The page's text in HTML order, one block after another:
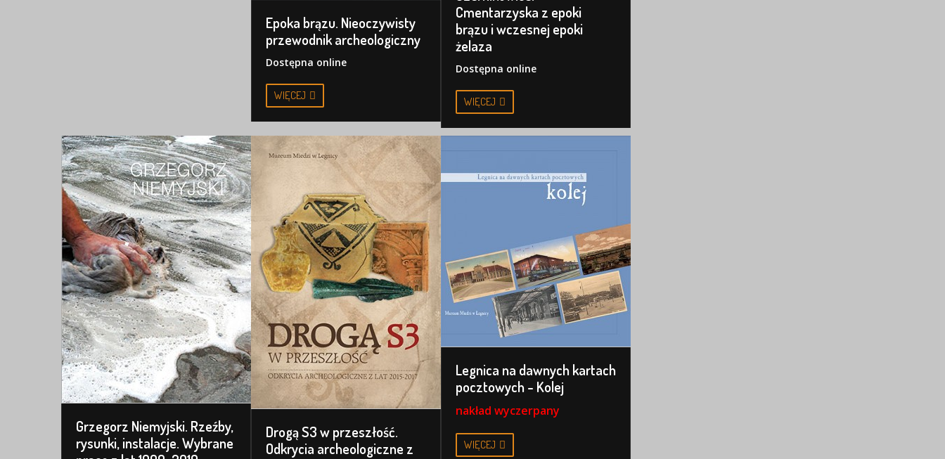
Epoka brązu. Nieoczywisty
przewodnik archeologiczny
Dostępna online
WIĘCEJ
Cmentarzyska z epoki
brązu i wczesnej epoki
żelaza
Dostępna online
WIĘCEJ
Grzegorz Niemyjski. Rzeźby,
rysunki, instalacje. Wybrane
Drogą S3 w przeszłość.
Odkrycia archeologiczne z
Legnica na dawnych kartach
pocztowych - Kolej
nakład wyczerpany
WIĘCEJ